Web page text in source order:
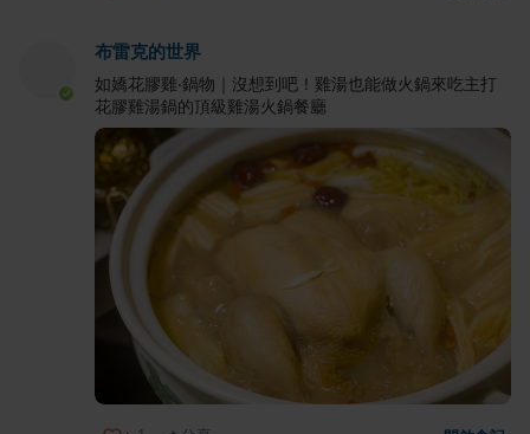
布雷克的世界
如嬌花膠雞‧鍋物｜沒想到吧！雞湯也能做火鍋來吃主打
花膠雞湯鍋的頂級雞湯火鍋餐廳